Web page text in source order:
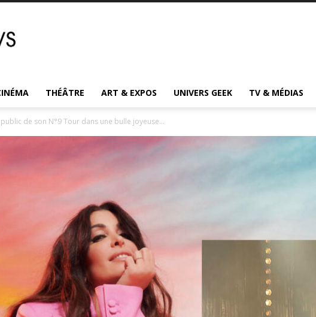
THÉÂTRE ART & EXPOS UNIVERS GEEK TV & MÉDIAS
de son N°9 Tour dans une bulle joyeuse...